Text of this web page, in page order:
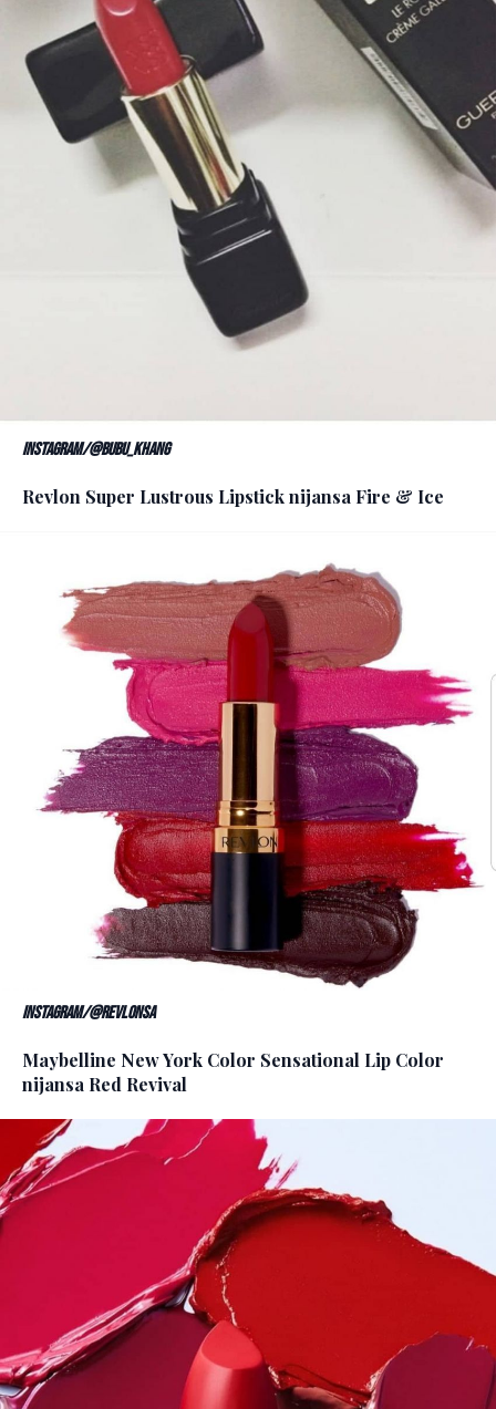
Instagram/@bubu_khang
Revlon Super Lustrous Lipstick nijansa Fire & Ice
Instagram/@revlonsa
Maybelline New York Color Sensational Lip Color
nijansa Red Revival